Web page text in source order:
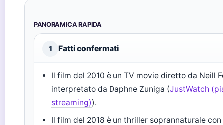
PANORAMICA RAPIDA
1 Fatti confermati
Il film del 2010 è un TV movie diretto da Neill
interpretato da Daphne Zuniga (JustWatch
streaming)).
Il film del 2018 è un thriller soprannaturale